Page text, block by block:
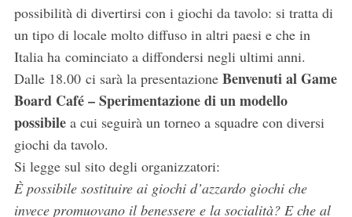
possibilità di divertirsi con i giochi da tavolo: si tratta di
un tipo di locale molto diffuso in altri paesi e che in
Italia ha cominciato a diffondersi negli ultimi anni.
Dalle 18.00 ci sarà la presentazione Benvenuti al Game
Board Café – Sperimentazione di un modello
possibile a cui seguirà un torneo a squadre con diversi
giochi da tavolo.
Si legge sul sito degli organizzatori:
È possibile sostituire ai giochi d’azzardo giochi che
invece promuovano il benessere e la socialità? E che al